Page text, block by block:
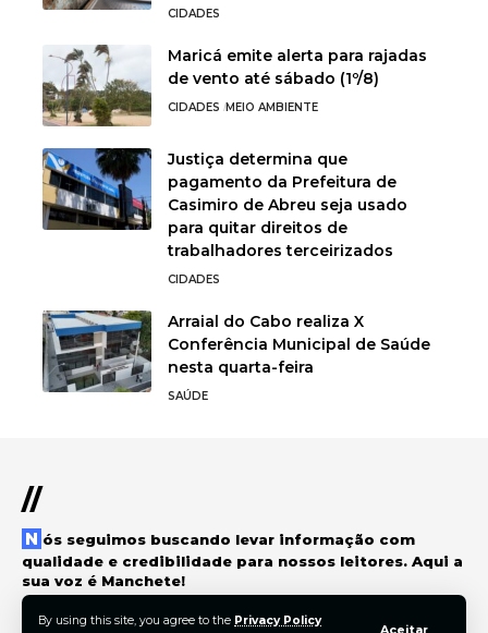
By using this site, you agree to the Privacy Policy
Aceitar
CIDADES
Maricá emite alerta para rajadas
de vento até sábado (1º/8)
CIDADES MEIO AMBIENTE
Justiça determina que
pagamento da Prefeitura de
Casimiro de Abreu seja usado
para quitar direitos de
trabalhadores terceirizados
CIDADES
Arraial do Cabo realiza X
Conferência Municipal de Saúde
nesta quarta-feira
SAÚDE
//
Nós seguimos buscando levar informação com
qualidade e credibilidade para nossos leitores. Aqui a
sua voz é Manchete!